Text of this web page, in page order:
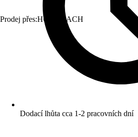
Prodej přes:HORNBACH
Dodací lhůta cca 1-2 pracovních dní